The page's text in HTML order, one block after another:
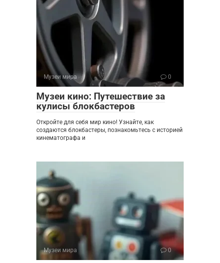
Музеи мира 0
Музеи кино: Путешествие за
кулисы блокбастеров
Откройте для себя мир кино! Узнайте, как
создаются блокбастеры, познакомьтесь с историей
кинематографа и
Музеи мира 0